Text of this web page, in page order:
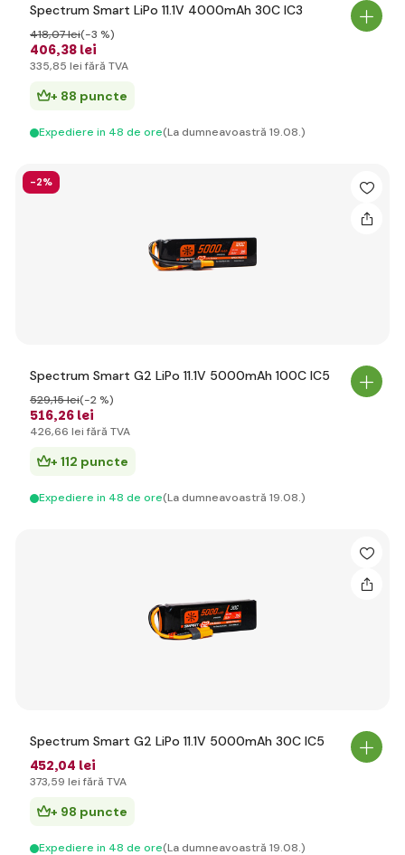
Spectrum Smart LiPo 11.1V 4000mAh 30C IC3
406,38 lei
418,07 lei(-3 %)
335,85 lei fără TVA
+ 88 puncte
Expediere in 48 de ore(La dumneavoastră 19.08.)
-2%
Spectrum Smart G2 LiPo 11.1V 5000mAh 100C IC5
516,26 lei
529,15 lei(-2 %)
426,66 lei fără TVA
+ 112 puncte
Expediere in 48 de ore(La dumneavoastră 19.08.)
Spectrum Smart G2 LiPo 11.1V 5000mAh 30C IC5
452,04 lei
373,59 lei fără TVA
+ 98 puncte
Expediere in 48 de ore(La dumneavoastră 19.08.)